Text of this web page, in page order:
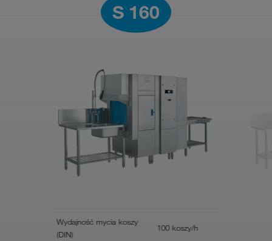
S 160
Wydajność mycia koszy
(DIN)
100 koszy/h